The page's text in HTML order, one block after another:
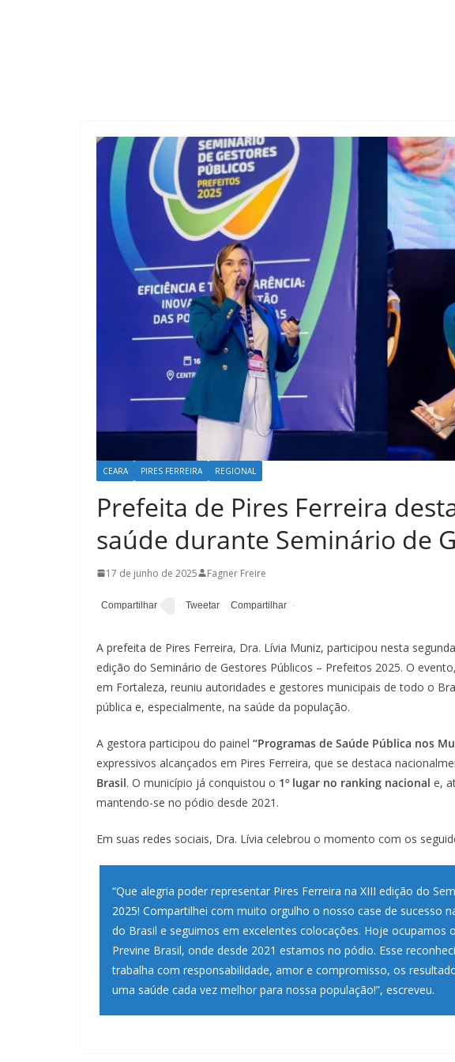
CEARA PIRES FERREIRA REGIONAL
Prefeita de Pires Ferreira
saúde durante Seminário de
17 de junho de 2025 Fagner Freire
A prefeita de Pires Ferreira, Dra. Lívia Muniz, participou nesta
edição do Seminário de Gestores Públicos – Prefeitos 2025. O
em Fortaleza, reuniu autoridades e gestores municipais de todo o
pública e, especialmente, na saúde da população.
A gestora participou do painel “Programas de Saúde Pública nos
expressivos alcançados em Pires Ferreira, que se destaca
Brasil. O município já conquistou o 1º lugar no ranking nacional e,
mantendo-se no pódio desde 2021.
Em suas redes sociais, Dra. Lívia celebrou o momento com os
“Que alegria poder representar Pires Ferreira na XIII edição do
2025! Compartilhei com muito orgulho o nosso case de sucesso
do Brasil e seguimos em excelentes colocações. Hoje ocupamos
Previne Brasil, onde desde 2021 estamos no pódio. Esse
trabalha com responsabilidade, amor e compromisso, os
uma saúde cada vez melhor para nossa população!”, escreveu.